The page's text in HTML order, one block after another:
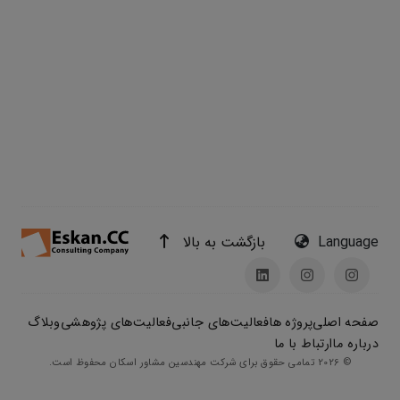
Language بازگشت به بالا
صفحه اصلیپروژه هافعالیت‌های جانبیفعالیت‌های پژوهشیوبلاگ
درباره ماارتباط با ما
© 2026 تمامی حقوق برای شرکت مهندسین مشاور اسکان محفوظ است.